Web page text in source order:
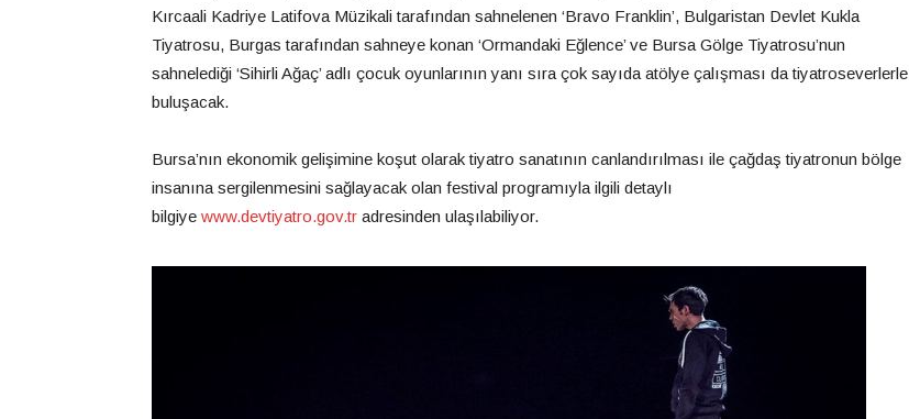
Kırcaali Kadriye Latifova Müzikali tarafından sahnelenen ‘Bravo Franklin’, Bulgaristan Devlet Kukla
Tiyatrosu, Burgas tarafından sahneye konan ‘Ormandaki Eğlence’ ve Bursa Gölge Tiyatrosu’nun
sahnelediği ‘Sihirli Ağaç’ adlı çocuk oyunlarının yanı sıra çok sayıda atölye çalışması da tiyatroseverlerle
buluşacak.
Bursa’nın ekonomik gelişimine koşut olarak tiyatro sanatının canlandırılması ile çağdaş tiyatronun bölge
insanına sergilenmesini sağlayacak olan festival programıyla ilgili detaylı
bilgiye www.devtiyatro.gov.tr adresinden ulaşılabiliyor.